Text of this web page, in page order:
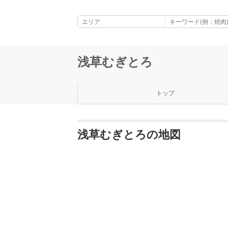
浅草むぎとろ
トップ
浅草むぎとろの地図